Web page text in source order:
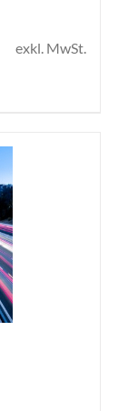
exkl. MwSt.